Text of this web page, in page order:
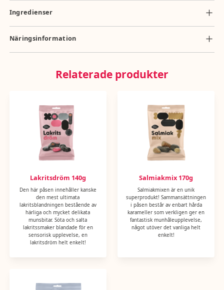
Ingredienser
socker, VETEMJÖL, melass, glukossirap, vegetabliskt fett (shea, kokos),
stabiliseringsmedel (E422), ammoniumklorid, gelatin, lakritsextrakt, salt,
Näringsinformation
Näringsvärde per 100g: energi 1498kj/353kcal, totalt fett 2,3g, mättat
Relaterade produkter
Lakritsdröm 140g
Den här påsen innehåller kanske
den mest ultimata
lakritsblandningen bestående av
härliga och mycket delikata
munsbitar. Söta och salta
lakritssmaker blandade för en
sensorisk upplevelse, en
lakritsdröm helt enkelt!
Salmiakmix 170g
Salmiakmixen är en unik
superprodukt! Sammansättningen
i påsen består av enbart hårda
karameller som verkligen ger en
fantastisk munhåleupplevelse,
något utöver det vanliga helt
enkelt!